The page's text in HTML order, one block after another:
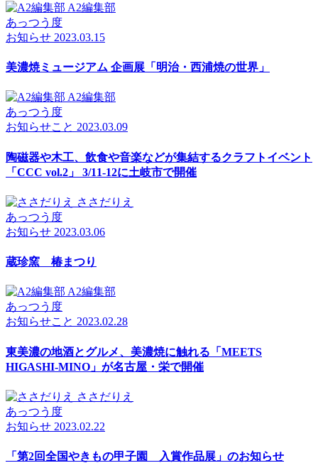
A2編集部
あっつう度
お知らせ 2023.03.15
美濃焼ミュージアム 企画展「明治・西浦焼の世界」
A2編集部
あっつう度
お知らせこと 2023.03.09
陶磁器や木工、飲食や音楽などが集結するクラフトイベント
「CCC vol.2」 3/11-12に土岐市で開催
ささだりえ
あっつう度
お知らせ 2023.03.06
蔵珍窯 椿まつり
A2編集部
あっつう度
お知らせこと 2023.02.28
東美濃の地酒とグルメ、美濃焼に触れる「MEETS
HIGASHI-MINO」が名古屋・栄で開催
ささだりえ
あっつう度
お知らせ 2023.02.22
「第2回全国やきもの甲子園 入賞作品展」のお知らせ